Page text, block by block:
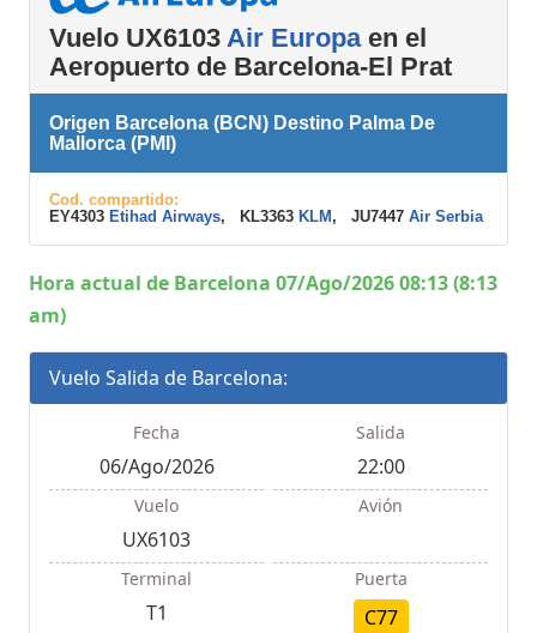
Vuelo UX6103 Air Europaen el
Aeropuerto de Barcelona-El Prat
Origen Barcelona (BCN) Destino Palma De
Mallorca (PMI)
Cod. compartido:
EY4303 Etihad Airways, KL3363 KLM , JU7447 Air Serbia
Hora actual de Barcelona 07/Ago/2026 08:13 (8:13
am)
Vuelo Salida de Barcelona:
Fecha
06/Ago/2026
Salida
22:00
Vuelo
UX6103
Avión
Terminal
T1
Puerta
C77